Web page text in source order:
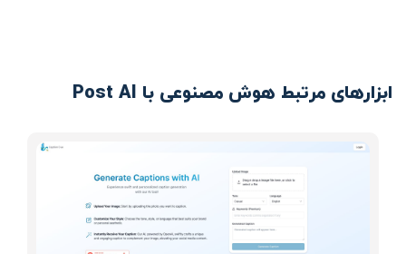
ابزارهای مرتبط هوش مصنوعی با Post AI